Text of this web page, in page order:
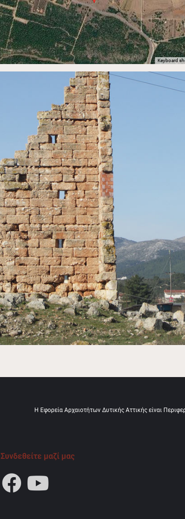
Keyboard
Η Εφορεία Αρχαιοτήτων Δυτικής Αττικής είναι
Συνδεθείτε μαζί μας